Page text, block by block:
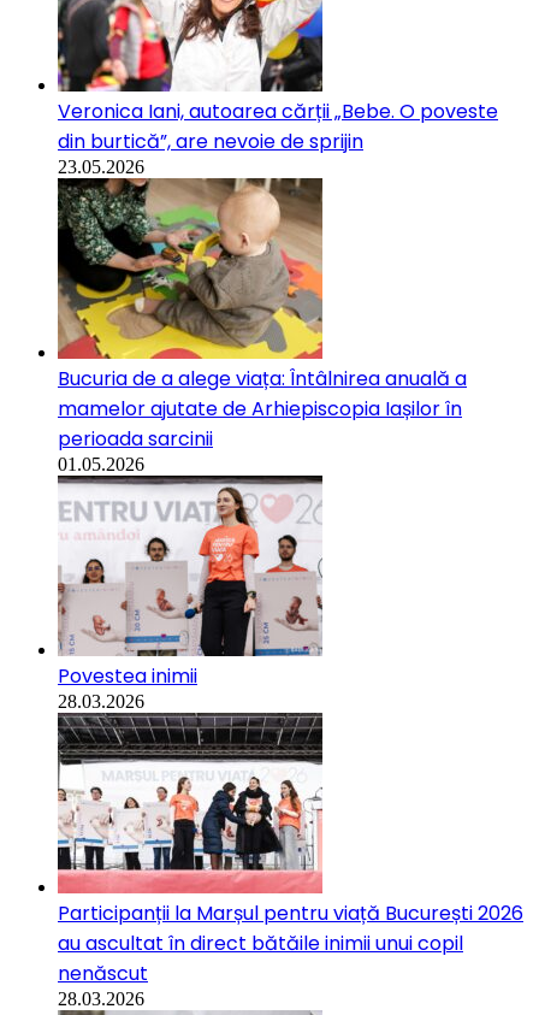
Veronica Iani, autoarea cărții „Bebe. O poveste
din burtică”, are nevoie de sprijin
23.05.2026
Bucuria de a alege viața: Întâlnirea anuală a
mamelor ajutate de Arhiepiscopia Iașilor în
perioada sarcinii
01.05.2026
Povestea inimii
28.03.2026
Participanții la Marșul pentru viață București 2026
au ascultat în direct bătăile inimii unui copil
nenăscut
28.03.2026